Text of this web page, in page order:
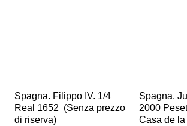
Spagna. Filippo IV. 1/4
Real 1652  (Senza prezzo
di riserva)
Spagna.
2000
Casa de